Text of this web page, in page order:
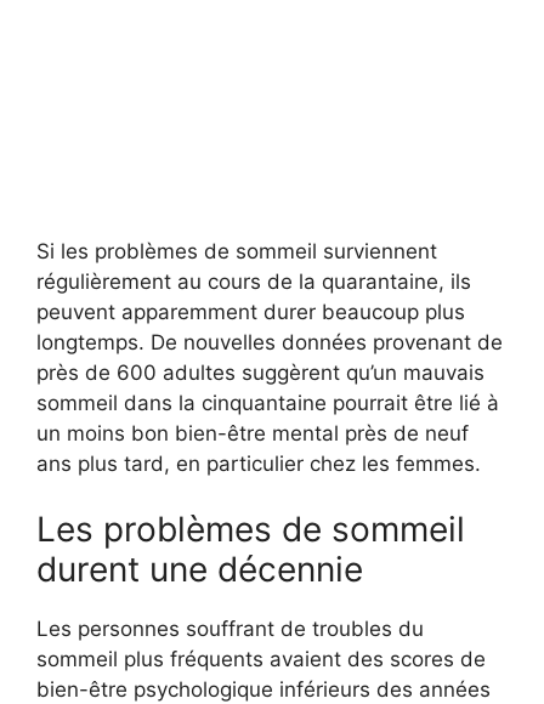
Si les problèmes de sommeil surviennent
régulièrement au cours de la quarantaine, ils
peuvent apparemment durer beaucoup plus
longtemps. De nouvelles données provenant de
près de 600 adultes suggèrent qu’un mauvais
sommeil dans la cinquantaine pourrait être lié à
un moins bon bien-être mental près de neuf
ans plus tard, en particulier chez les femmes.
Les problèmes de sommeil
durent une décennie
Les personnes souffrant de troubles du
sommeil plus fréquents avaient des scores de
bien-être psychologique inférieurs des années